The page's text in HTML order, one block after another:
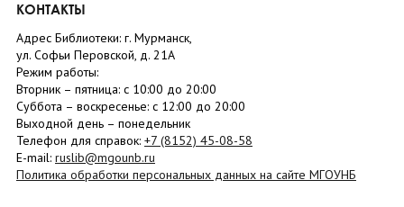
КОНТАКТЫ
Адрес Библиотеки: г. Мурманск,
ул. Софьи Перовской, д. 21А
Режим работы:
Вторник – пятница: с 10:00 до 20:00
Суббота – воскресенье: c 12:00 до 20:00
Выходной день – понедельник
Телефон для справок: +7 (8152) 45-08-58
E-mail: ruslib@mgounb.ru
Политика обработки персональных данных на сайте МГОУНБ